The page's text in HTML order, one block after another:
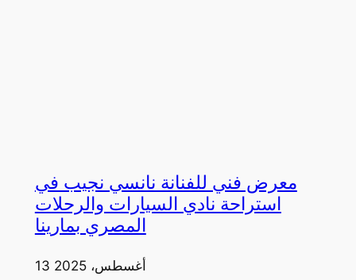
معرض فني للفنانة نانسي نجيب في
استراحة نادي السيارات والرحلات
المصري بمارينا
13 أغسطس، 2025